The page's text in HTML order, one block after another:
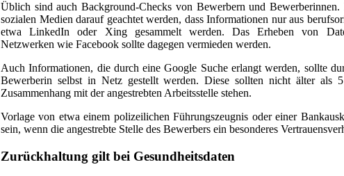
Üblich sind auch Background-Checks von Bewerbern und Bewerberinnen.
sozialen Medien darauf geachtet werden, dass Informationen nur aus
etwa LinkedIn oder Xing gesammelt werden. Das Erheben von
Netzwerken wie Facebook sollte dagegen vermieden werden.
Auch Informationen, die durch eine Google Suche erlangt werden, sollte
Bewerberin selbst in Netz gestellt werden. Diese sollten nicht älter als
Zusammenhang mit der angestrebten Arbeitsstelle stehen.
Vorlage von etwa einem polizeilichen Führungszeugnis oder einer
sein, wenn die angestrebte Stelle des Bewerbers ein besonderes
Zurückhaltung gilt bei Gesundheitsdaten